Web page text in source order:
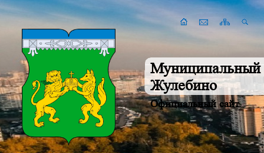
Муниципальный
Жулебино
Официальный сайт